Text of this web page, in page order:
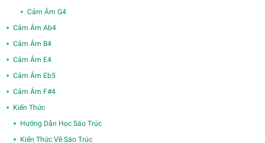
Cảm Âm G4
Cảm Âm Ab4
Cảm Âm B4
Cảm Âm E4
Cảm Âm Eb5
Cảm Âm F#4
Kiến Thức
Hướng Dẫn Học Sáo Trúc
Kiến Thức Về Sáo Trúc